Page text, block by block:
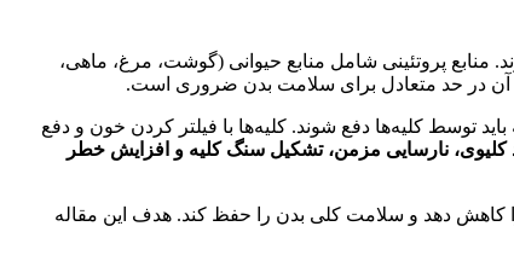
منابع پروتئینی شامل منابع حیوانی (گوشت، مرغ، ماهی،
آن در حد متعادل برای سلامت بدن ضروری است.
توسط کلیه‌ها دفع شوند. کلیه‌ها با فیلتر کردن خون و دفع
کلیوی، نارسایی مزمن، تشکیل سنگ کلیه و افزایش خطر
را کاهش دهد و سلامت کلی بدن را حفظ کند. هدف این مقاله